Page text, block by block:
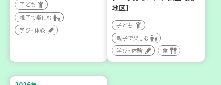
助け合いカフェ＆コープく
らしの助け合いの会相談会
大人向け
ボランティア
三木市
子育てひろば「うっきっき
ー!」
子ども
子ども
親子で楽しむ
学び・体験
地区】
子ども
親子で楽しむ
学び・体験
食